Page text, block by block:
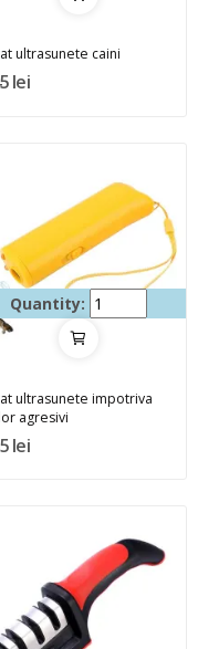
ultrasunete caini
lei
Quantity:
ultrasunete impotriva
agresivi
lei